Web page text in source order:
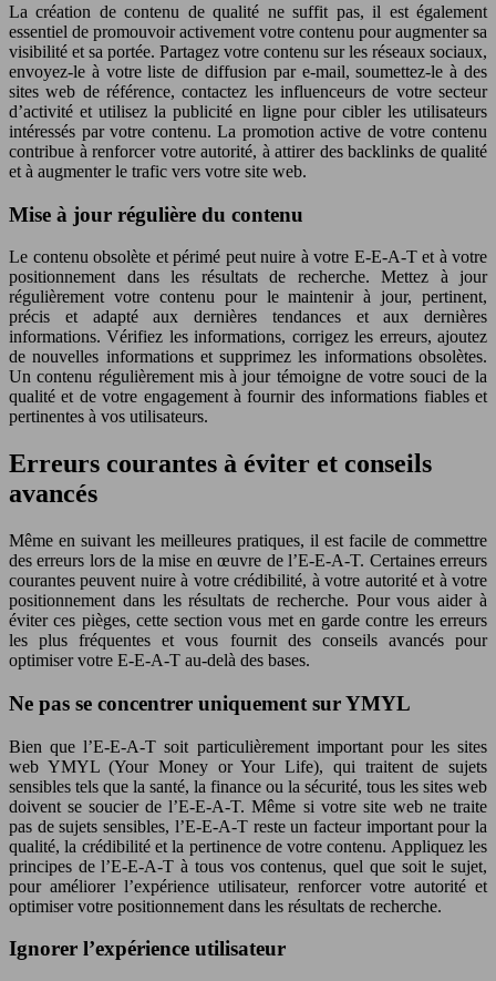
La création de contenu de qualité ne suffit pas, il est également
essentiel de promouvoir activement votre contenu pour augmenter sa
visibilité et sa portée. Partagez votre contenu sur les réseaux sociaux,
envoyez-le à votre liste de diffusion par e-mail, soumettez-le à des
sites web de référence, contactez les influenceurs de votre secteur
d’activité et utilisez la publicité en ligne pour cibler les utilisateurs
intéressés par votre contenu. La promotion active de votre contenu
contribue à renforcer votre autorité, à attirer des backlinks de qualité
et à augmenter le trafic vers votre site web.
Mise à jour régulière du contenu
Le contenu obsolète et périmé peut nuire à votre E-E-A-T et à votre
positionnement dans les résultats de recherche. Mettez à jour
régulièrement votre contenu pour le maintenir à jour, pertinent,
précis et adapté aux dernières tendances et aux dernières
informations. Vérifiez les informations, corrigez les erreurs, ajoutez
de nouvelles informations et supprimez les informations obsolètes.
Un contenu régulièrement mis à jour témoigne de votre souci de la
qualité et de votre engagement à fournir des informations fiables et
pertinentes à vos utilisateurs.
Erreurs courantes à éviter et conseils
avancés
Même en suivant les meilleures pratiques, il est facile de commettre
des erreurs lors de la mise en œuvre de l’E-E-A-T. Certaines erreurs
courantes peuvent nuire à votre crédibilité, à votre autorité et à votre
positionnement dans les résultats de recherche. Pour vous aider à
éviter ces pièges, cette section vous met en garde contre les erreurs
les plus fréquentes et vous fournit des conseils avancés pour
optimiser votre E-E-A-T au-delà des bases.
Ne pas se concentrer uniquement sur YMYL
Bien que l’E-E-A-T soit particulièrement important pour les sites
web YMYL (Your Money or Your Life), qui traitent de sujets
sensibles tels que la santé, la finance ou la sécurité, tous les sites web
doivent se soucier de l’E-E-A-T. Même si votre site web ne traite
pas de sujets sensibles, l’E-E-A-T reste un facteur important pour la
qualité, la crédibilité et la pertinence de votre contenu. Appliquez les
principes de l’E-E-A-T à tous vos contenus, quel que soit le sujet,
pour améliorer l’expérience utilisateur, renforcer votre autorité et
optimiser votre positionnement dans les résultats de recherche.
Ignorer l’expérience utilisateur